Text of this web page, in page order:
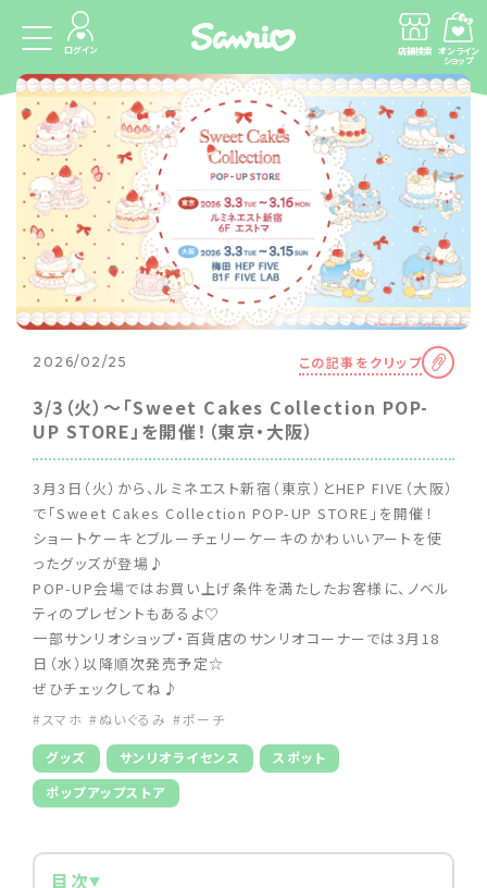
ログイン 店舗検索 オンライン
ショップ
2026/02/25 この記事をクリップ
3/3（火）～「Sweet Cakes Collection POP-
UP STORE」を開催！（東京・大阪）
3月3日（火）から、ルミネエスト新宿（東京）とHEP FIVE（大阪）
で「Sweet Cakes Collection POP-UP STORE」を開催！
ショートケーキとブルーチェリーケーキのかわいいアートを使
ったグッズが登場♪
POP-UP会場ではお買い上げ条件を満たしたお客様に、ノベル
ティのプレゼントもあるよ♡
一部サンリオショップ・百貨店のサンリオコーナーでは3月18
日（水）以降順次発売予定☆
ぜひチェックしてね♪
#スマホ #ぬいぐるみ #ポーチ
グッズ サンリオライセンス
スポット
ポップアップストア
目次